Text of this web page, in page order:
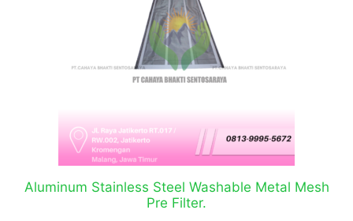
Aluminum Stainless Steel Washable Metal Mesh
Pre Filter.